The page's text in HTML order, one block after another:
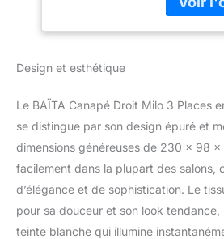
56 x 38
Design et esthétique
Le BAÏTA Canapé Droit Milo 3 Places
se distingue par son design épuré et
dimensions généreuses de 230 x 98 x
facilement dans la plupart des salons,
d’élégance et de sophistication. Le
pour sa douceur et son look tendance,
teinte blanche qui illumine